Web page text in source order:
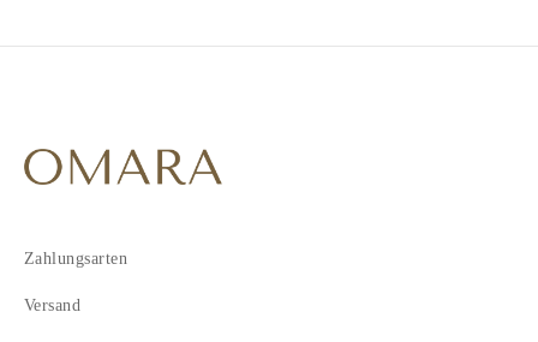
Zahlungsarten
Versand